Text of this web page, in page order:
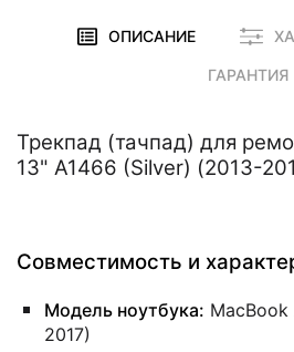
ОПИСАНИЕ
ГАРАНТИЯ
Трекпад (тачпад) для
13" A1466 (Silver) (2013-
Совместимость и
Модель ноутбука: MacBook
2017)